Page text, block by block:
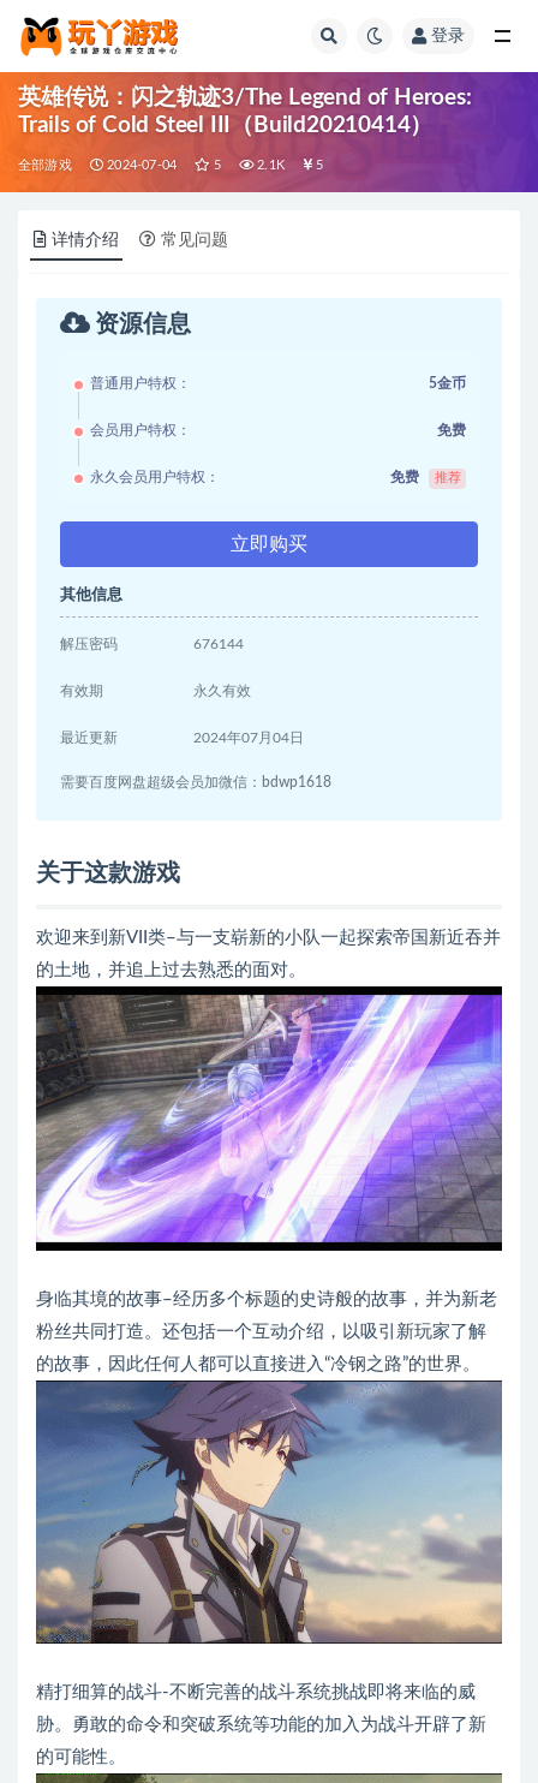
登录
英雄传说：闪之轨迹3/The Legend of Heroes:
Trails of Cold Steel III（Build20210414）
全部游戏 2024-07-04 5 2.1K 5
详情介绍 常见问题
资源信息
普通用户特权： 5金币
会员用户特权： 免费
永久会员用户特权： 免费 推荐
立即购买
其他信息
解压密码 676144
有效期 永久有效
最近更新 2024年07月04日
需要百度网盘超级会员加微信：bdwp1618
关于这款游戏
欢迎来到新VII类–与一支崭新的小队一起探索帝国新近吞并
的土地，并追上过去熟悉的面对。
身临其境的故事–经历多个标题的史诗般的故事，并为新老
粉丝共同打造。还包括一个互动介绍，以吸引新玩家了解
的故事，因此任何人都可以直接进入“冷钢之路”的世界。
精打细算的战斗-不断完善的战斗系统挑战即将来临的威
胁。勇敢的命令和突破系统等功能的加入为战斗开辟了新
的可能性。